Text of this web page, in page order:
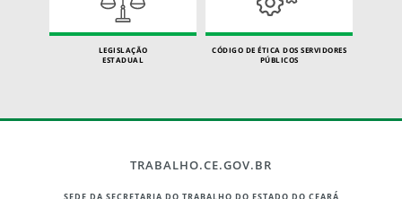
LEGISLAÇÃO
ESTADUAL
CÓDIGO DE ÉTICA DOS SERVIDORES
PÚBLICOS
TRABALHO.CE.GOV.BR